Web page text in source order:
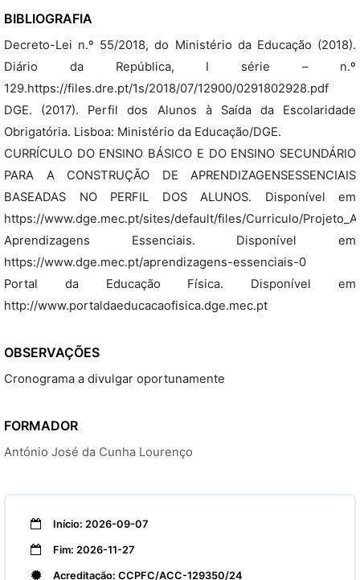
BIBLIOGRAFIA
Decreto-Lei n.º 55/2018, do Ministério da Educação (2018).
Diário da República, I série – n.º
129.https://files.dre.pt/1s/2018/07/12900/0291802928.pdf
DGE. (2017). Perfil dos Alunos à Saída da Escolaridade
Obrigatória. Lisboa: Ministério da Educação/DGE.
CURRÍCULO DO ENSINO BÁSICO E DO ENSINO SECUNDÁRIO
PARA A CONSTRUÇÃO DE APRENDIZAGENSESSENCIAIS
BASEADAS NO PERFIL DOS ALUNOS. Disponível em
https://www.dge.mec.pt/sites/default/files/Curriculo/
Aprendizagens Essenciais. Disponível em
https://www.dge.mec.pt/aprendizagens-essenciais-0
Portal da Educação Física. Disponível em
http://www.portaldaeducacaofisica.dge.mec.pt
OBSERVAÇÕES
Cronograma a divulgar oportunamente
FORMADOR
António José da Cunha Lourenço
Início: 2026-09-07
Fim: 2026-11-27
Acreditação: CCPFC/ACC-129350/24